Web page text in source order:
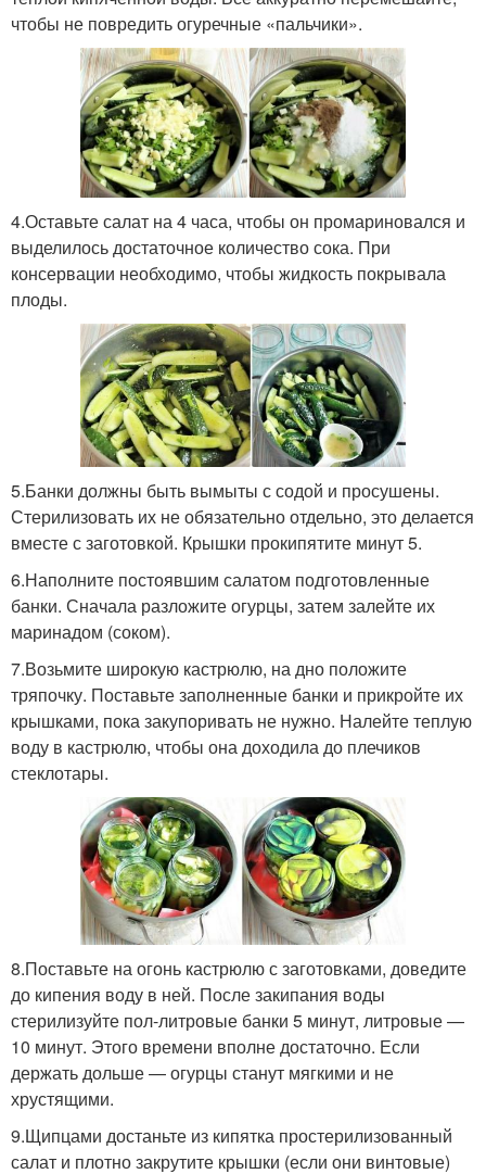
чтобы не повредить огуречные «пальчики».
4.Оставьте салат на 4 часа, чтобы он промариновался и
выделилось достаточное количество сока. При
консервации необходимо, чтобы жидкость покрывала
плоды.
5.Банки должны быть вымыты с содой и просушены.
Стерилизовать их не обязательно отдельно, это делается
вместе с заготовкой. Крышки прокипятите минут 5.
6.Наполните постоявшим салатом подготовленные
банки. Сначала разложите огурцы, затем залейте их
маринадом (соком).
7.Возьмите широкую кастрюлю, на дно положите
тряпочку. Поставьте заполненные банки и прикройте их
крышками, пока закупоривать не нужно. Налейте теплую
воду в кастрюлю, чтобы она доходила до плечиков
стеклотары.
8.Поставьте на огонь кастрюлю с заготовками, доведите
до кипения воду в ней. После закипания воды
стерилизуйте пол-литровые банки 5 минут, литровые —
10 минут. Этого времени вполне достаточно. Если
держать дольше — огурцы станут мягкими и не
хрустящими.
9.Щипцами достаньте из кипятка простерилизованный
салат и плотно закрутите крышки (если они винтовые)